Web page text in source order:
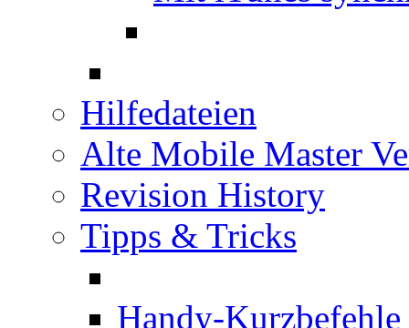
Hilfedateien
Alte Mobile Master
Revision History
Tipps & Tricks
Handy-Kurzbefehle